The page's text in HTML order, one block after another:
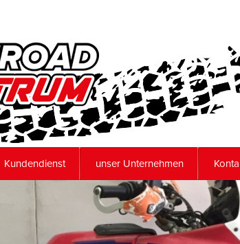
Kundendienst unser Unternehmen